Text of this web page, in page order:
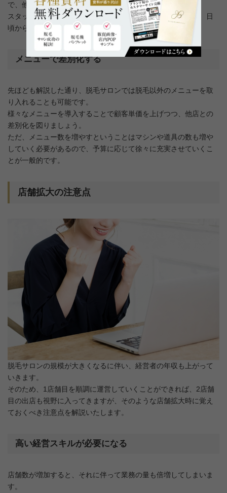
で、他店に乗り換えられることを避けることができます。
スタッフ一人ひとりがお客様を想いやった接客ができるよう、日
頃からしっかりと教育していきましょう。
メニューで差別化する
先ほども解説した通り、脱毛サロンでは脱毛以外のメニューを取
り入れることも可能です。
様々なメニューを導入することで顧客単価を上げつつ、他店との
差別化を図りましょう。
ただ、メニュー数を増やすということはマシンや道具の数も増や
していく必要があるので、予算に応じて徐々に充実させていくこ
とが一般的です。
店舗拡大の注意点
脱毛サロンの規模が大きくなるに伴い、経営者の年収も上がって
いきます。
そのため、1店舗目を順調に運営していくことができれば、2店舗
目の出店も視野に入ってきますが、そのような店舗拡大時に覚え
ておくべき注意点を解説いたします。
高い経営スキルが必要になる
店舗数が増加すると、それに伴って業務の量も倍増してしまいま
す。